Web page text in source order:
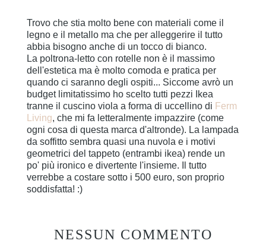
Trovo che stia molto bene con materiali come il
legno e il metallo ma che per alleggerire il tutto
abbia bisogno anche di un tocco di bianco.
La poltrona-letto con rotelle non è il massimo
dell'estetica ma è molto comoda e pratica per
quando ci saranno degli ospiti... Siccome avrò un
budget limitatissimo ho scelto tutti pezzi Ikea
tranne il cuscino viola a forma di uccellino di Ferm
Living, che mi fa letteralmente impazzire (come
ogni cosa di questa marca d'altronde). La lampada
da soffitto sembra quasi una nuvola e i motivi
geometrici del tappeto (entrambi ikea) rende un
po' più ironico e divertente l'insieme. Il tutto
verrebbe a costare sotto i 500 euro, son proprio
soddisfatta! :)
NESSUN COMMENTO